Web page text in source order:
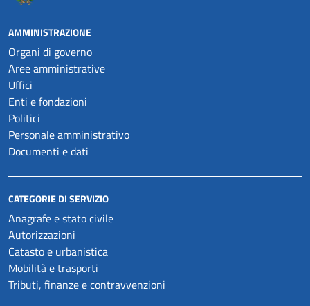
AMMINISTRAZIONE
Organi di governo
Aree amministrative
Uffici
Enti e fondazioni
Politici
Personale amministrativo
Documenti e dati
CATEGORIE DI SERVIZIO
Anagrafe e stato civile
Autorizzazioni
Catasto e urbanistica
Mobilità e trasporti
Tributi, finanze e contravvenzioni